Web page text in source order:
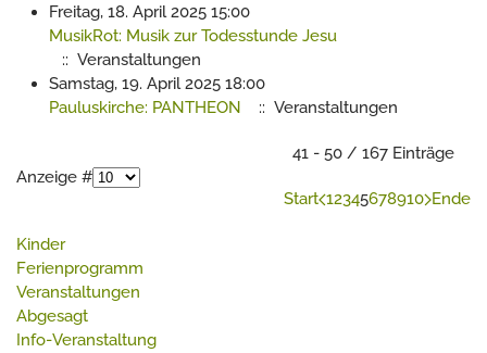
Freitag, 18. April 2025 15:00
MusikRot: Musik zur Todesstunde Jesu
:: Veranstaltungen
Samstag, 19. April 2025 18:00
Pauluskirche: PANTHEON
:: Veranstaltungen
41 - 50 / 167 Einträge
Anzeige #
Start 12345678910 Ende
Kinder
Ferienprogramm
Veranstaltungen
Abgesagt
Info-Veranstaltung